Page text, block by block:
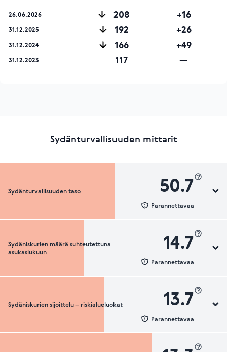
26.06.2026 208 +16
31.12.2025 192 +26
31.12.2024 166 +49
31.12.2023 117 —
Sydänturvallisuuden mittarit
Sydänturvallisuuden taso 50.7
Parannettavaa
Sydänturvallisuuden luokka
Sydäniskurien määrä suhteutettuna
asukaslukuun
14.7
Parannettavaa
Sydäniskurien määrä suhteutettuna asukaslukuun
Sydäniskurien sijoittelu – riskialueluokat 13.7
Parannettavaa